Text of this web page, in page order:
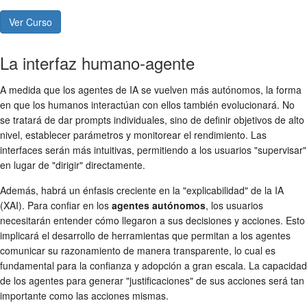
Ver Curso
La interfaz humano-agente
A medida que los agentes de IA se vuelven más autónomos, la forma
en que los humanos interactúan con ellos también evolucionará. No
se tratará de dar prompts individuales, sino de definir objetivos de alto
nivel, establecer parámetros y monitorear el rendimiento. Las
interfaces serán más intuitivas, permitiendo a los usuarios "supervisar"
en lugar de "dirigir" directamente.
Además, habrá un énfasis creciente en la "explicabilidad" de la IA
(XAI). Para confiar en los agentes autónomos, los usuarios
necesitarán entender cómo llegaron a sus decisiones y acciones. Esto
implicará el desarrollo de herramientas que permitan a los agentes
comunicar su razonamiento de manera transparente, lo cual es
fundamental para la confianza y adopción a gran escala. La capacidad
de los agentes para generar "justificaciones" de sus acciones será tan
importante como las acciones mismas.